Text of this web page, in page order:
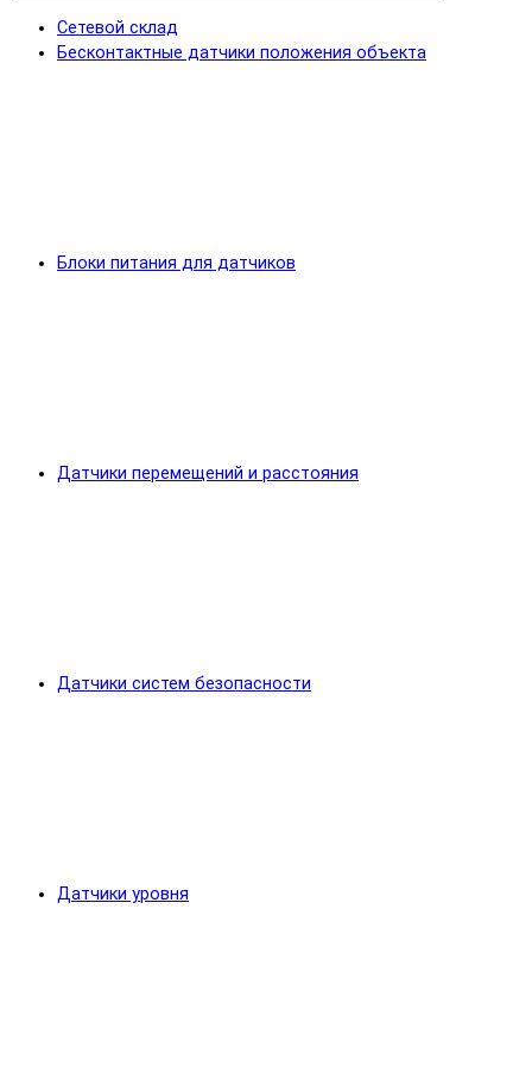
Сетевой склад
Бесконтактные датчики положения объекта
Блоки питания для датчиков
Датчики перемещений и расстояния
Датчики систем безопасности
Датчики уровня